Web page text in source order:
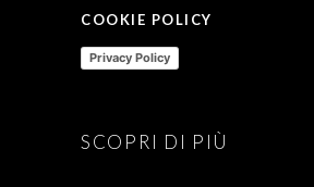
COOKIE POLICY
Privacy Policy
SCOPRI DI PIÙ